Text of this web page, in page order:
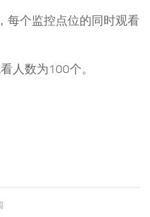
个监控点位的同时观看
数为100个。